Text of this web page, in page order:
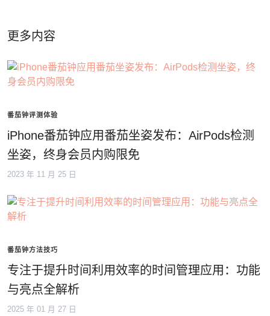
更多内容
番茄钟评测体验
iPhone番茄钟应用番茄坐姿发布：AirPods检测
坐姿，终身会员内购限免
2023 年 11 月 25 日
番茄钟方法技巧
专注于提升时间利用效率的时间管理应用：功能
与亮点全解析
2025 年 01 月 27 日